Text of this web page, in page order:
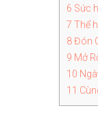
6 Sức
7 Thể
8Đón
9 Mở
10
11